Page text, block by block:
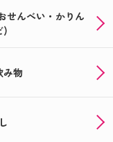
報
せんべい・かりん
)
み物